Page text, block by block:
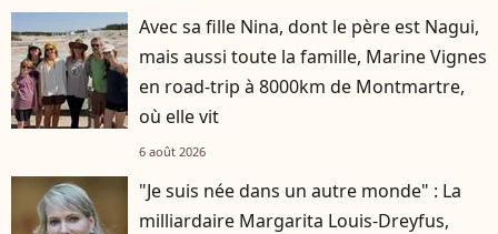
Avec sa fille Nina, dont le père est Nagui,
mais aussi toute la famille, Marine Vignes
en road-trip à 8000km de Montmartre,
où elle vit
6 août 2026
"Je suis née dans un autre monde" : La
milliardaire Margarita Louis-Dreyfus,